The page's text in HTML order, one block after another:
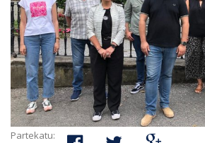
Partekatu: